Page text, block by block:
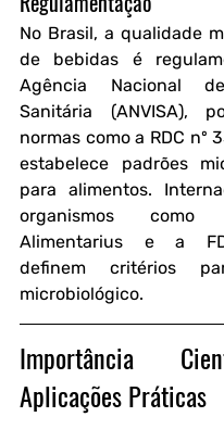
No Brasil, a qualidade
de bebidas é
Agência Nacional
Sanitária (ANVISA),
normas como a RDC nº
estabelece padrões
para alimentos.
organismos
Alimentarius e a
definem critérios
microbiológico.
Importância
Aplicações Práticas